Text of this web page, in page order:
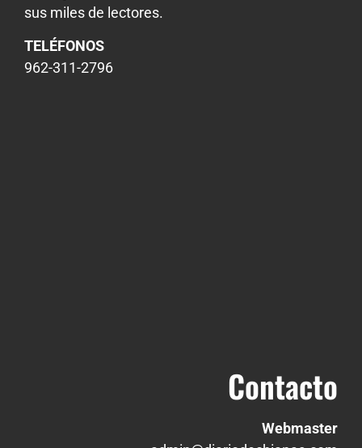
sus miles de lectores.
TELÉFONOS
962-311-2796
Contacto
Webmaster